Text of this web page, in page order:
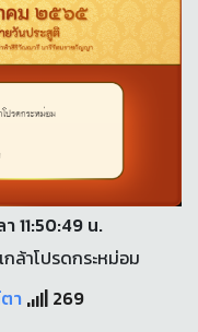
11:50:49 น.
ล้าโปรดกระหม่อม
า
269